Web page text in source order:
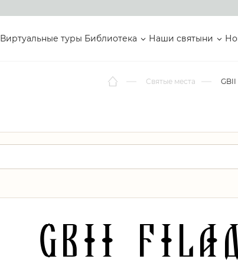
Виртуальные туры Библиотека Наши святыни
Святые места GBII
GBII